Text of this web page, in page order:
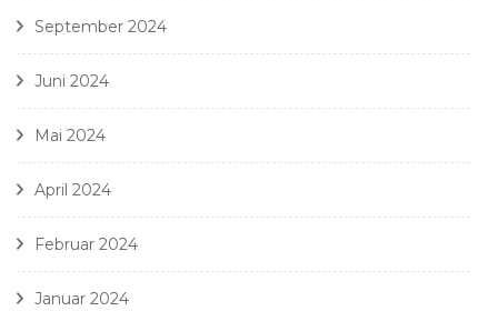
September 2024
Juni 2024
Mai 2024
April 2024
Februar 2024
Januar 2024